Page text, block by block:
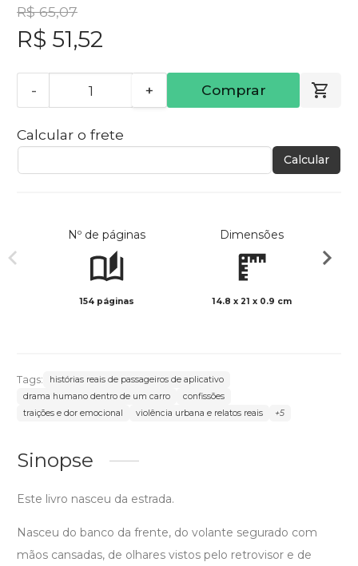
R$ 65,07
R$ 51,52
- + Comprar
Calcular o frete
Calcular
Nº de páginas
154 páginas
Dimensões
14.8 x 21 x 0.9 cm
Tags:
histórias reais de passageiros de aplicativo
drama humano dentro de um carro
confissões
traições e dor emocional
violência urbana e relatos reais +5
Sinopse
Este livro nasceu da estrada.
Nasceu do banco da frente, do volante segurado com
mãos cansadas, de olhares vistos pelo retrovisor e de